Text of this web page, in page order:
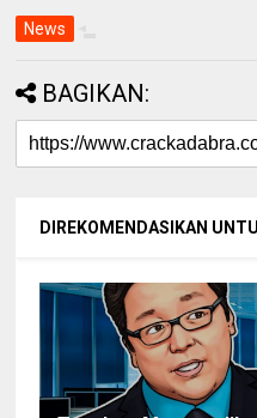
News
BAGIKAN:
DIREKOMENDASIKAN